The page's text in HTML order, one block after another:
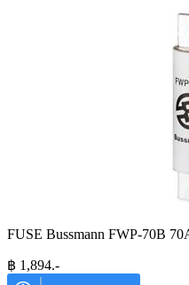
FUSE Bussmann FWP-70B
฿ 1,894.-